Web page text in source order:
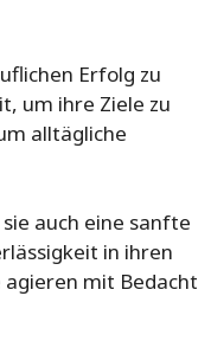
Erfolg zu
um ihre Ziele zu
alltägliche
auch eine sanfte
in ihren
agieren mit Bedacht